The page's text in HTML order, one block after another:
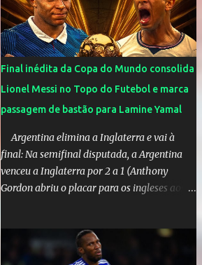
Final inédita da Copa do Mundo consolida
Lionel Messi no Topo do Futebol e marca
passagem de bastão para Lamine Yamal
Argentina elimina a Inglaterra e vai à
final: Na semifinal disputada, a Argentina
venceu a Inglaterra por 2 a 1 (Anthony
Gordon abriu o placar para os ingleses aos
nos acréscimos, com assistência de Messi). A
Argentina enfrentará a Espanha na final.